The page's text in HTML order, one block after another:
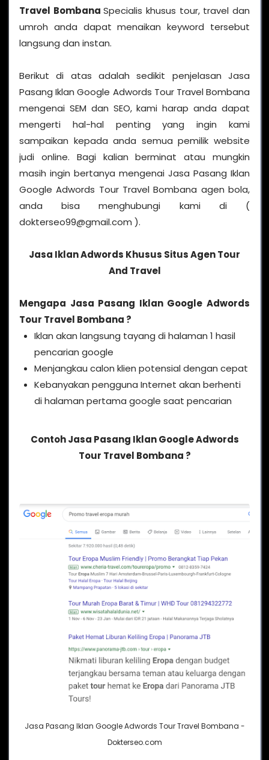
Travel BombanaSpecialis khusus tour, travel dan
umroh anda dapat menaikan keyword tersebut
langsung dan instan.
Berikut di atas adalah sedikit penjelasan Jasa
Pasang Iklan Google Adwords Tour Travel Bombana
mengenai SEM dan SEO, kami harap anda dapat
mengerti hal-hal penting yang ingin kami
sampaikan kepada anda semua pemilik website
judi online. Bagi kalian berminat atau mungkin
masih ingin bertanya mengenai Jasa Pasang Iklan
Google Adwords Tour Travel Bombana agen bola,
anda bisa menghubungi kami di (
dokterseo99@gmail.com ).
Jasa Iklan Adwords Khusus Situs Agen Tour
And Travel
Mengapa Jasa Pasang Iklan Google Adwords
Tour Travel Bombana ?
Iklan akan langsung tayang di halaman 1 hasil
pencarian google
Menjangkau calon klien potensial dengan cepat
Kebanyakan pengguna Internet akan berhenti
di halaman pertama google saat pencarian
Contoh Jasa Pasang Iklan Google Adwords
Tour Travel Bombana ?
Jasa Pasang Iklan Google Adwords Tour Travel Bombana -
Dokterseo.com